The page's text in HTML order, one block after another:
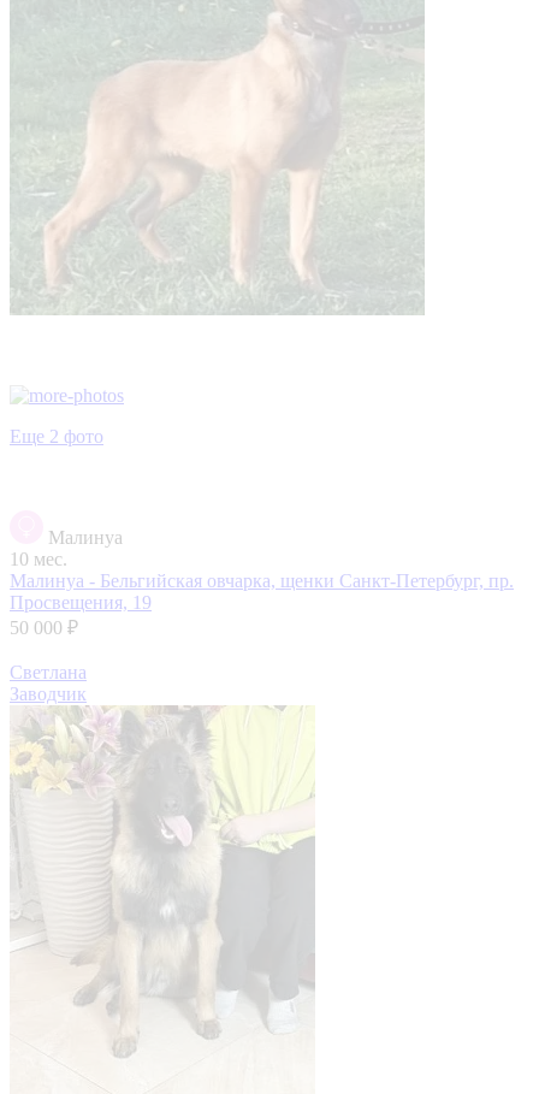
Еще 2 фото
Малинуа
10 мес.
Малинуа - Бельгийская овчарка, щенки Санкт-Петербург, пр.
Просвещения, 19
50 000 ₽
Светлана
Заводчик